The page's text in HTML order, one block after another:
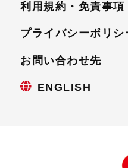
利用規約・免責事項
プライバシーポリシ
お問い合わせ先
ENGLISH